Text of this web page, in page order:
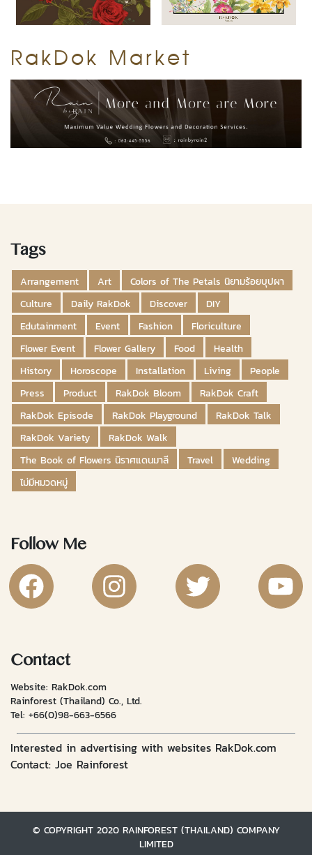
RakDok Market
Tags
Arrangement Art
Colors of The Petals นิยามร้อยบุปผา
Culture
Daily RakDok Discover
DIY
Edutainment
Event Fashion
Floriculture
Flower Event
Flower Gallery Food
Health
History
Horoscope Installation Living
People
Press
Product RakDok Bloom
RakDok Craft
RakDok Episode
RakDok Playground
RakDok Talk
RakDok Variety
RakDok Walk
The Book of Flowers นิราศแดนมาลี
Travel
Wedding
ไม่มีหมวดหมู่
Follow Me
RakDok Channel FacebookRakDok Channel Instagram
RakDok Twitter Rakdok
Contact
Website: RakDok.com
Rainforest (Thailand) Co., Ltd.
Tel: +66(0)98-663-6566
Interested in advertising with websites RakDok.com
Contact: Joe Rainforest
© COPYRIGHT 2020 RAINFOREST (THAILAND) COMPANY
LIMITED